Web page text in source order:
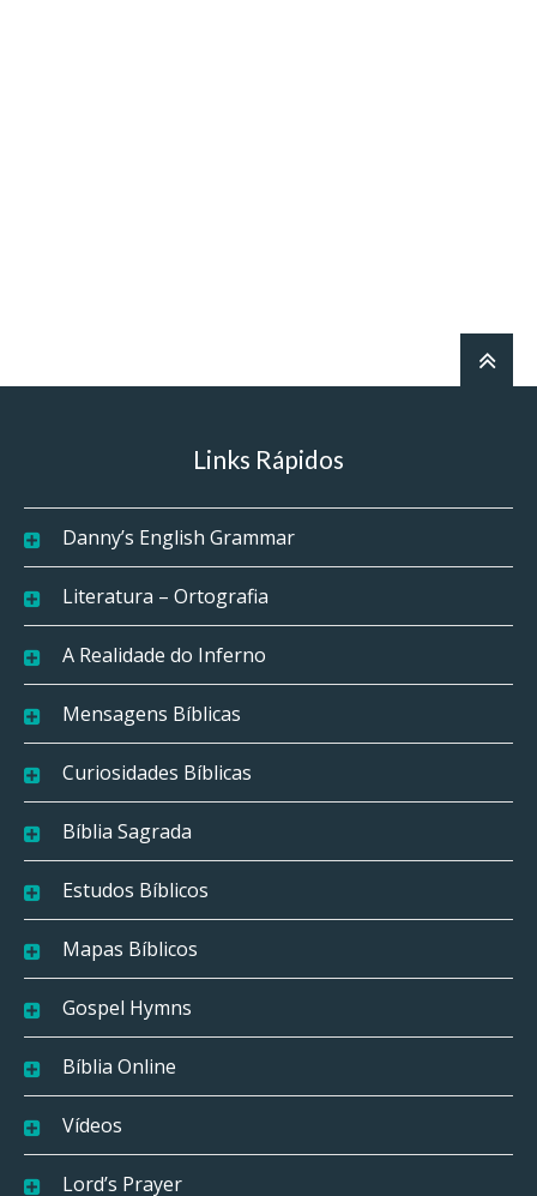
Links Rápidos
Danny’s English Grammar
Literatura – Ortografia
A Realidade do Inferno
Mensagens Bíblicas
Curiosidades Bíblicas
Bíblia Sagrada
Estudos Bíblicos
Mapas Bíblicos
Gospel Hymns
Bíblia Online
Vídeos
Lord’s Prayer